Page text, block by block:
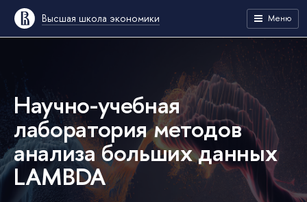
Высшая школа экономики Меню
Научно-учебная
лаборатория методов
анализа больших данных
LAMBDA